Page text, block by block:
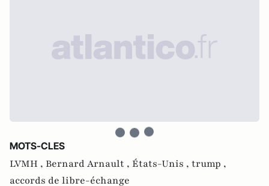
MOTS-CLES
LVMH , Bernard Arnault , États-Unis , trump ,
accords de libre-échange